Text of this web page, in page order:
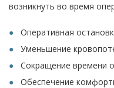
возникнуть во время
Оперативная
Уменьшение
Сокращение времени
Обеспечение